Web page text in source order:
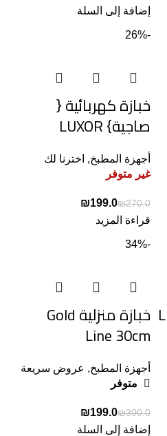
إضافة إلى السلة
-26%
خبازة كهربائية {
صاجية} LUXOR
أجهزة المطبخ, اخترنا لك
غير متوفر
₪270.0
₪199.0
قراءة المزيد
-34%
خبازة منزلية Gold
Line 30cm
أجهزة المطبخ, عروض سريعة
متوفر
₪300.0
₪199.0
إضافة إلى السلة